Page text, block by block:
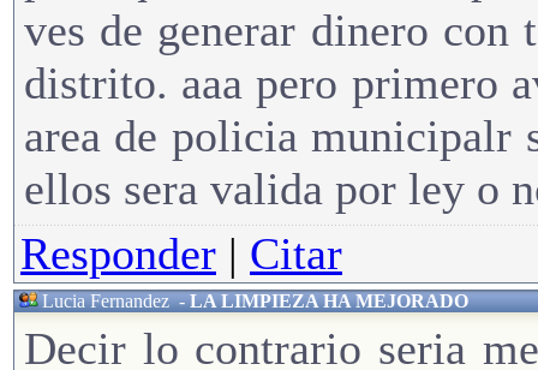
ves de generar dinero con
distrito. aaa pero primero
area de policia municipalr
ellos sera valida por ley o
Responder | Citar
Lucia Fernandez-LA LIMPIEZA HA MEJORADO
Decir lo contrario seria